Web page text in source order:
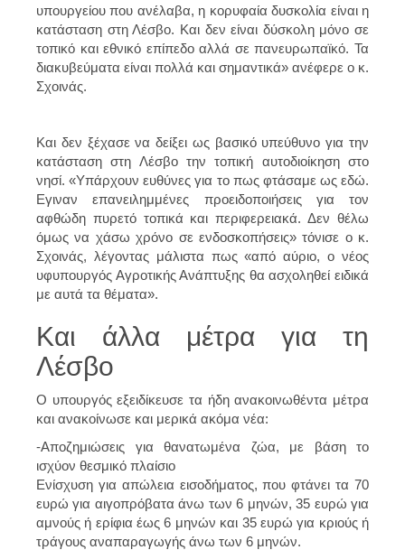
υπουργείου που ανέλαβα, η κορυφαία δυσκολία είναι η
κατάσταση στη Λέσβο. Και δεν είναι δύσκολη μόνο σε
τοπικό και εθνικό επίπεδο αλλά σε πανευρωπαϊκό. Τα
διακυβεύματα είναι πολλά και σημαντικά» ανέφερε ο κ.
Σχοινάς.
Και δεν ξέχασε να δείξει ως βασικό υπεύθυνο για την
κατάσταση στη Λέσβο την τοπική αυτοδιοίκηση στο
νησί. «Υπάρχουν ευθύνες για το πως φτάσαμε ως εδώ.
Εγιναν επανειλημμένες προειδοποιήσεις για τον
αφθώδη πυρετό τοπικά και περιφερειακά. Δεν θέλω
όμως να χάσω χρόνο σε ενδοσκοπήσεις» τόνισε ο κ.
Σχοινάς, λέγοντας μάλιστα πως «από αύριο, ο νέος
υφυπουργός Αγροτικής Ανάπτυξης θα ασχοληθεί ειδικά
με αυτά τα θέματα».
Και άλλα μέτρα για τη
Λέσβο
Ο υπουργός εξειδίκευσε τα ήδη ανακοινωθέντα μέτρα
και ανακοίνωσε και μερικά ακόμα νέα:
-Αποζημιώσεις για θανατωμένα ζώα, με βάση το
ισχύον θεσμικό πλαίσιο
Ενίσχυση για απώλεια εισοδήματος, που φτάνει τα 70
ευρώ για αιγοπρόβατα άνω των 6 μηνών, 35 ευρώ για
αμνούς ή ερίφια έως 6 μηνών και 35 ευρώ για κριούς ή
τράγους αναπαραγωγής άνω των 6 μηνών.